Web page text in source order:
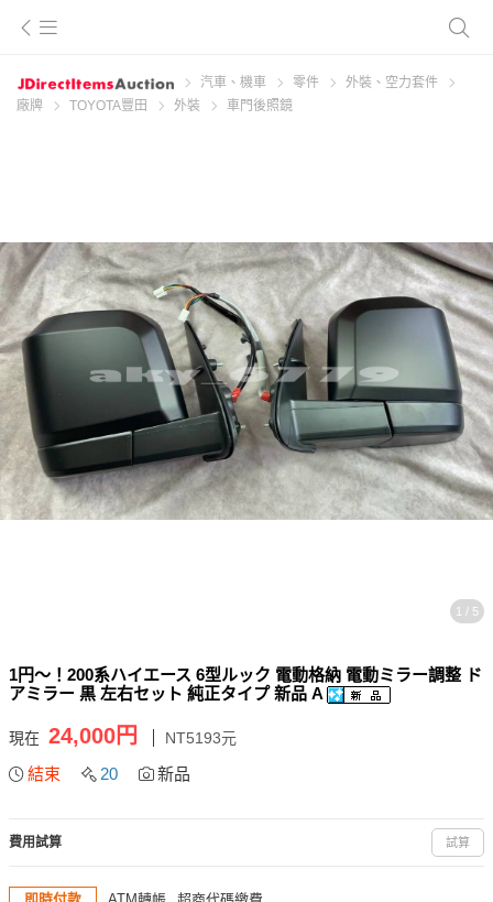
汽車、機車 零件
外裝、空力套件
廠牌
TOYOTA豐田 外裝 車門後照鏡
1 / 5
1円～！200系ハイエース 6型ルック 電動格納 電動ミラー調整 ド
アミラー 黒 左右セット 純正タイプ 新品 A
現在 24,000円 NT5193元
結束 20 新品
費用試算 試算